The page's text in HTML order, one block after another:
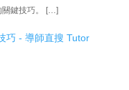
關鍵技巧。 […]
巧 - 導師直搜 Tutor